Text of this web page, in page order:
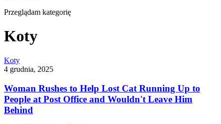
Przeglądam kategorię
Koty
Koty
4 grudnia, 2025
Woman Rushes to Help Lost Cat Running Up to
People at Post Office and Wouldn't Leave Him
Behind